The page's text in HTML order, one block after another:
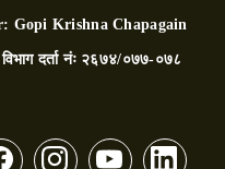
Gopi Krishna Chapagain
दर्ता नंः २६७४/०७७-०७८